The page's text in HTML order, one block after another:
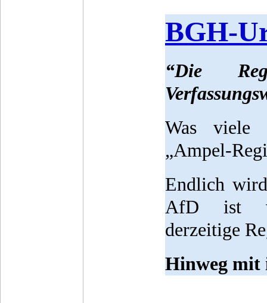
BGH-
“Die
Was viele
„Ampel-
Endlich
AfD ist
derzeitige
Hinweg